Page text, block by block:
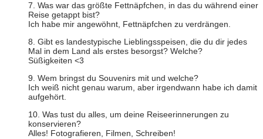
7. Was war das größte Fettnäpfchen, in das du während einer
Reise getappt bist?
Ich habe mir angewöhnt, Fettnäpfchen zu verdrängen.
8. Gibt es landestypische Lieblingsspeisen, die du dir jedes
Mal in dem Land als erstes besorgst? Welche?
Süßigkeiten <3
9. Wem bringst du Souvenirs mit und welche?
Ich weiß nicht genau warum, aber irgendwann habe ich damit
aufgehört.
10. Was tust du alles, um deine Reiseerinnerungen zu
konservieren?
Alles! Fotografieren, Filmen, Schreiben!